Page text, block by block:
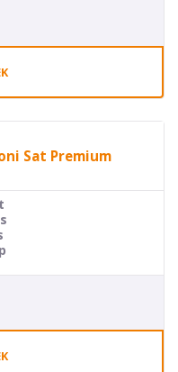
Sat Premium